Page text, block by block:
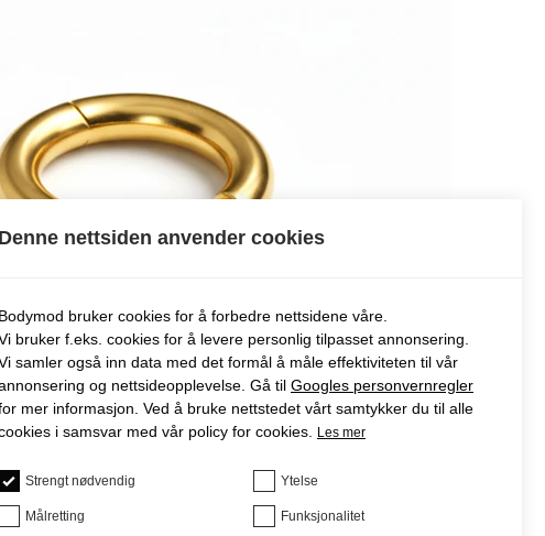
nettsiden anvender cookies
bruker cookies for å forbedre nettsidene våre.
bruker f.eks. cookies for å levere personlig tilpasset annonsering.
samler også inn data med det formål å måle effektiviteten til vår
og nettsideopplevelse. Gå til Googles personvernregler
mer informasjon. Ved å bruke nettstedet vårt samtykker du til alle
i samsvar med vår policy for cookies.
Les mer
Strengt nødvendig Ytelse
Målretting Funksjonalitet